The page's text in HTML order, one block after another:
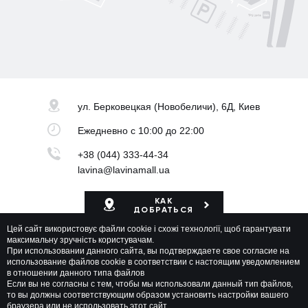
ул. Берковецкая (Новобеличи), 6Д, Киев
Ежедневнос 10:00 до 22:00
+38 (044) 333-44-34
lavina@lavinamall.ua
КАК
ДОБРАТЬСЯ
Карта ТРЦ
Цей сайт використовує файли cookie і схожі технології, щоб гарантувати
максимальну зручність користувачам.
При использовании данного сайта, вы подтверждаете свое согласие на
использование файлов cookie в соответствии с настоящим уведомлением
в отношении данного типа файлов
Если вы не согласны с тем, чтобы мы использовали данный тип файлов,
то вы должны соответствующим образом установить настройки вашего
браузера или не использовать этот сайт.